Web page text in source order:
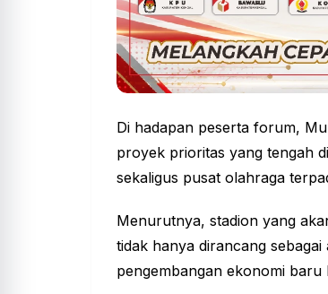
Di hadapan peserta forum,
proyek prioritas yang tengah
sekaligus pusat olahraga
Menurutnya, stadion yang
tidak hanya dirancang
pengembangan ekonomi baru